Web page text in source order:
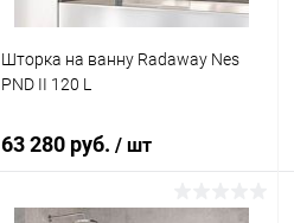
Шторка на ванну Radaway Nes
PND II 120 L
63 280 руб. / шт